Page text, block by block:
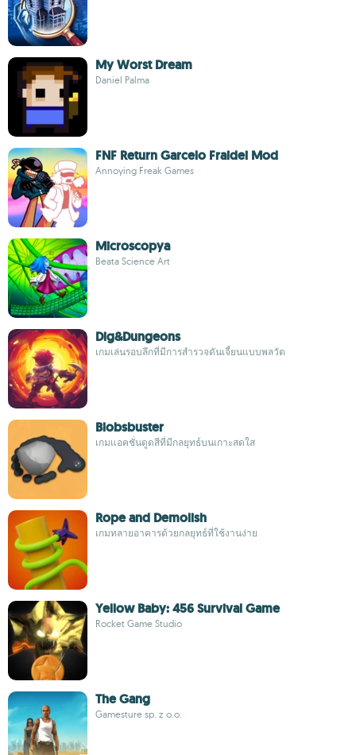
My Worst Dream
Daniel Palma
FNF Return Garcelo Fraidei Mod
Annoying Freak Games
Microscopya
Beata Science Art
Dig&Dungeons
เกมเล่นรอบลึกที่มีการสำรวจดันเจี้ยนแบบพลวัต
Blobsbuster
เกมแอคชั่นดูดสีที่มีกลยุทธ์บนเกาะสดใส
Rope and Demolish
เกมทลายอาคารด้วยกลยุทธ์ที่ใช้งานง่าย
Yellow Baby: 456 Survival Game
Rocket Game Studio
The Gang
Gamesture sp. z o.o.